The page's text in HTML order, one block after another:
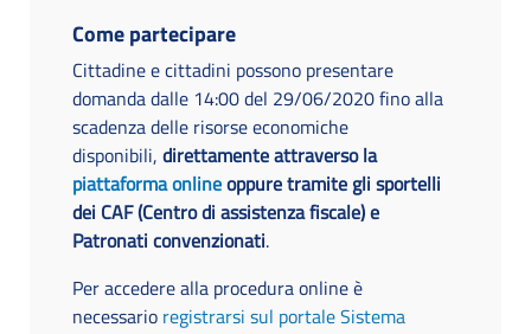
Come partecipare
Cittadine e cittadini possono presentare
domanda dalle 14:00 del 29/06/2020 fino alla
scadenza delle risorse economiche
disponibili, direttamente attraverso la
piattaforma onlineoppure tramite gli sportelli
dei CAF (Centro di assistenza fiscale) e
Patronati convenzionati.
Per accedere alla procedura online è
necessario registrarsi sul portale Sistema